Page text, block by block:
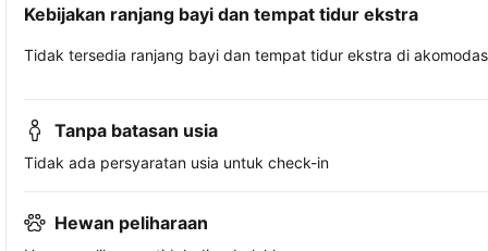
Kebijakan ranjang bayi dan tempat tidur ekstra
Tidak tersedia ranjang bayi dan tempat tidur ekstra di
Tanpa batasan usia
Tidak ada persyaratan usia untuk check-in
Hewan peliharaan